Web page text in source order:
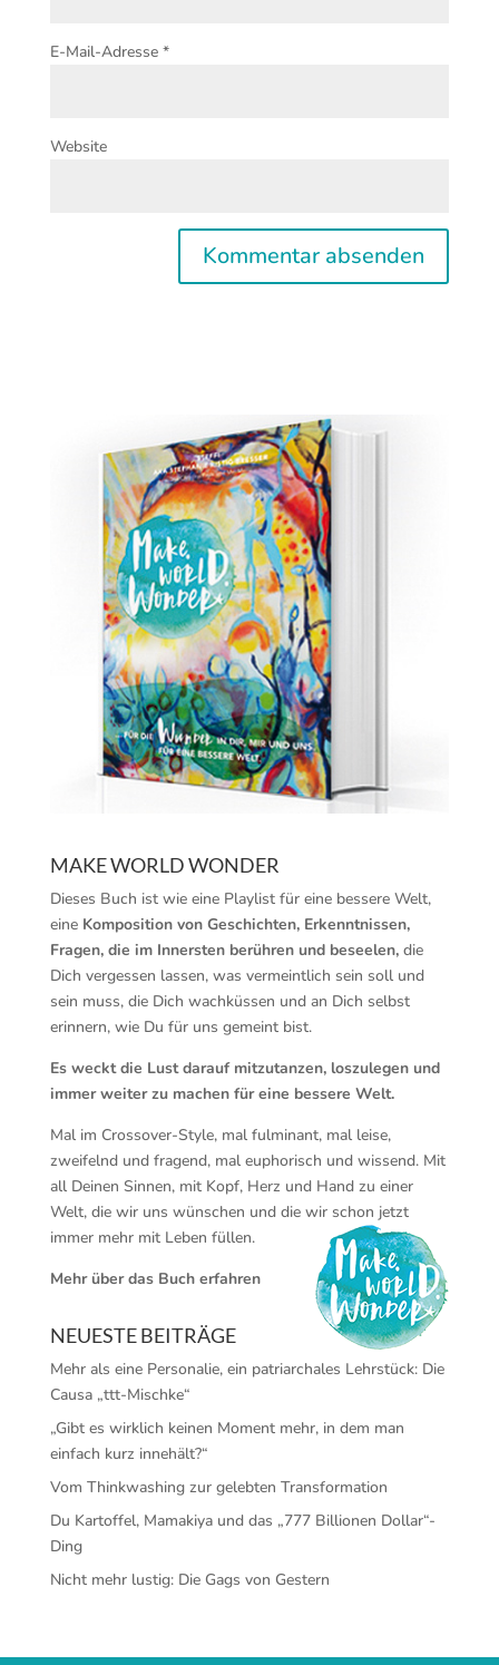
E-Mail-Adresse *
Website
MAKE WORLD WONDER
Dieses Buch ist wie eine Playlist für eine bessere Welt,
eine Komposition von Geschichten, Erkenntnissen,
Fragen, die im Innersten berühren und beseelen,die
Dich vergessen lassen, was vermeintlich sein soll und
sein muss, die Dich wachküssen und an Dich selbst
erinnern, wie Du für uns gemeint bist.
Es weckt die Lust darauf mitzutanzen, loszulegen und
immer weiter zu machen für eine bessere Welt.
Mal im Crossover-Style, mal fulminant, mal leise,
zweifelnd und fragend, mal euphorisch und wissend. Mit
all Deinen Sinnen, mit Kopf, Herz und Hand zu einer
Welt, die wir uns wünschen und die wir schon jetzt
immer mehr mit Leben füllen.
Mehr über das Buch erfahren
NEUESTE BEITRÄGE
Mehr als eine Personalie, ein patriarchales Lehrstück: Die
Causa „ttt-Mischke“
„Gibt es wirklich keinen Moment mehr, in dem man
einfach kurz innehält?“
Vom Thinkwashing zur gelebten Transformation
Du Kartoffel, Mamakiya und das „777 Billionen Dollar“-
Ding
Nicht mehr lustig: Die Gags von Gestern